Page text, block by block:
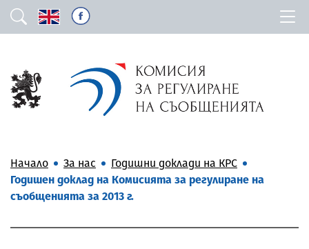
Начало За нас
Годишни доклади на КРС
Годишен доклад на Комисията за регулиране на
съобщенията за 2013 г.